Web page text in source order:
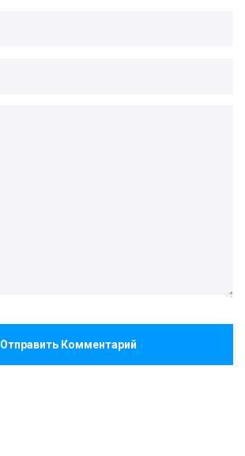
Отправить Комментарий